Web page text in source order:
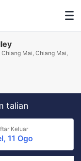
Chiang Mai, Chiang Mai,
talian
Keluar
11 Ogo